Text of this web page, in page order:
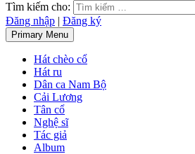
Tìm kiếm cho:
Đăng nhập | Đăng ký
Primary Menu
Hát chèo cổ
Hát ru
Dân ca Nam Bộ
Cải Lương
Tân cổ
Nghệ sĩ
Tác giả
Album